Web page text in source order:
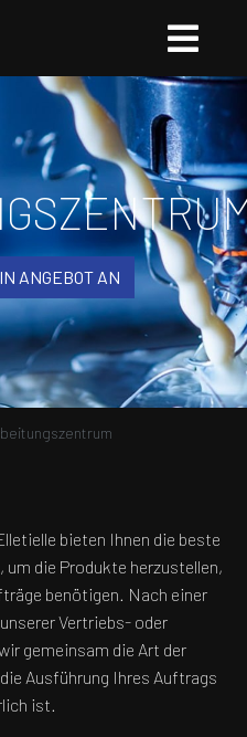
ANGEBOT AN
bieten Ihnen die beste
die Produkte herzustellen,
benötigen. Nach einer
Vertriebs- oder
gemeinsam die Art der
Ausführung Ihres Auftrags
ist.